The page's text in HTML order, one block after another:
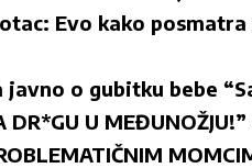
Evo kako
o gubitku bebe
DR*GU U